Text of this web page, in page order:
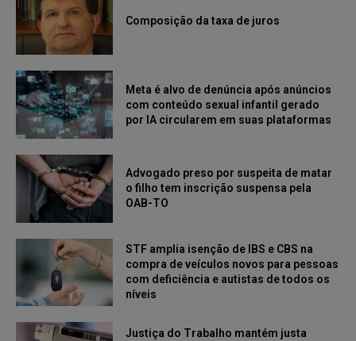
Composição da taxa de juros
Meta é alvo de denúncia após anúncios
com conteúdo sexual infantil gerado
por IA circularem em suas plataformas
Advogado preso por suspeita de matar
o filho tem inscrição suspensa pela
OAB-TO
STF amplia isenção de IBS e CBS na
compra de veículos novos para pessoas
com deficiência e autistas de todos os
níveis
Justiça do Trabalho mantém justa